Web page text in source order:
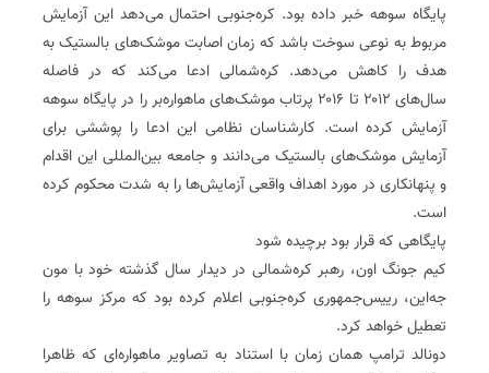
پایگاه سوهه خبر داده بود. کره‌جنوبی احتمال می‌دهد این آزمایش
مربوط به نوعی سوخت باشد که زمان اصابت موشک‌های بالستیک به
هدف را کاهش می‌دهد. کره‌شمالی ادعا می‌کند که در فاصله
سال‌های ۲۰۱۲ تا ۲۰۱۶ پرتاب موشک‌های ماهواره‌بر را در پایگاه سوهه
آزمایش کرده است. کارشناسان نظامی این ادعا را پوششی برای
آزمایش موشک‌های بالستیک می‌دانند و جامعه بین‌المللی این اقدام
و پنهانکاری در مورد اهداف واقعی آزمایش‌ها را به شدت محکوم کرده
است.
پایگاهی که قرار بود برچیده شود
کیم جونگ اون، رهبر کره‌شمالی در دیدار سال گذشته خود با مون
جه‌این، رییس‌جمهوری کره‌جنوبی اعلام کرده بود که مرکز سوهه را
تعطیل خواهد کرد.
دونالد ترامپ همان زمان با استناد به تصاویر ماهواره‌ای که ظاهرا